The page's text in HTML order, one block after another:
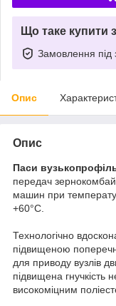
Що таке купити
Замовлення під
Опис
Опис
Паси
передач
машин при
+60°С.
Технологічно
підвищеною
для приводу вузлів
підвищена гнучкість
високоміцним